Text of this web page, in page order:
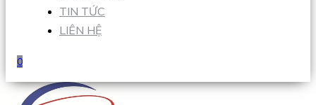
TIN TỨC
LIÊN HỆ
0